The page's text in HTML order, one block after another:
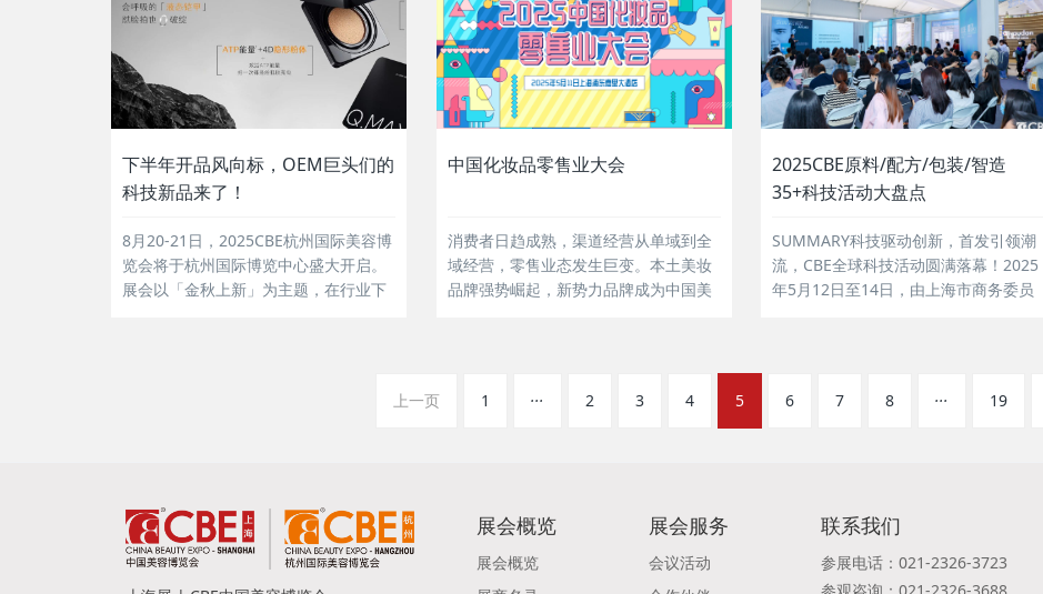
应链优化等方向进阶；银发经济礼赠热
潮下，玻璃包装也...
下半年开品风向标，OEM巨头们的
科技新品来了！
8月20-21日，2025CBE杭州国际美容博
览会将于杭州国际博览中心盛大开启。
展会以「金秋上新」为主题，在行业下
中国化妆品零售业大会
消费者日趋成熟，渠道经营从单域到全
域经营，零售业态发生巨变。本土美妆
品牌强势崛起，新势力品牌成为中国美
代。...
2025CBE原料/配方/包装/智造
35+科技活动大盘点
SUMMARY科技驱动创新，首发引领潮
流，CBE全球科技活动圆满落幕！2025
年5月12日至14日，由上海市商务委员
配方科技、包装科技与智造科技出发，
上一页 1 ... 2 3 4 5 6 7 8 ... 19
展会概览
展会概览
展会服务
会议活动
联系我们
参展电话：021-2326-3723